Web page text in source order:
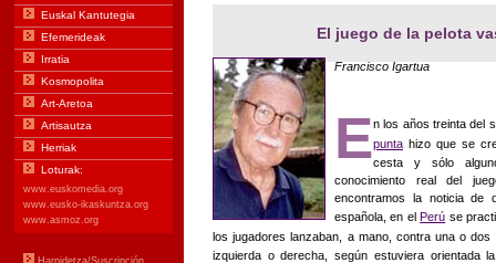
El juego de la pelota
Francisco Igartua
En los años treinta del
punta hizo que se
cesta y sólo
conocimiento real del
encontramos la noticia de
española, en elPerú se
los jugadores lanzaban, a mano, contra una o
izquierda o derecha, según estuviera orientada